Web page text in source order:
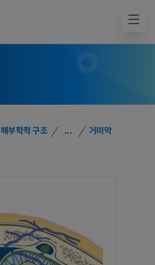
해부학적 구조 ...
거미막